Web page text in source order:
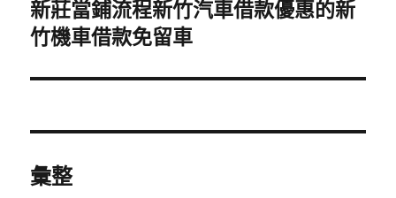
下
一
文
新莊當鋪流程新竹汽車借款優惠的新
竹機車借款免留車
彙整